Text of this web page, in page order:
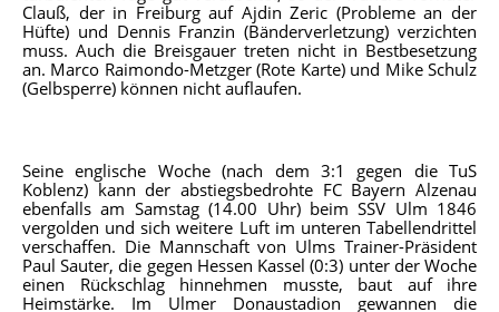
Clauß, der in Freiburg auf Ajdin Zeric (Probleme an der
Hüfte) und Dennis Franzin (Bänderverletzung) verzichten
muss. Auch die Breisgauer treten nicht in Bestbesetzung
an. Marco Raimondo-Metzger (Rote Karte) und Mike Schulz
(Gelbsperre) können nicht auflaufen.
Seine englische Woche (nach dem 3:1 gegen die TuS
Koblenz) kann der abstiegsbedrohte FC Bayern Alzenau
ebenfalls am Samstag (14.00 Uhr) beim SSV Ulm 1846
vergolden und sich weitere Luft im unteren Tabellendrittel
verschaffen. Die Mannschaft von Ulms Trainer-Präsident
Paul Sauter, die gegen Hessen Kassel (0:3) unter der Woche
einen Rückschlag hinnehmen musste, baut auf ihre
Heimstärke. Im Ulmer Donaustadion gewannen die